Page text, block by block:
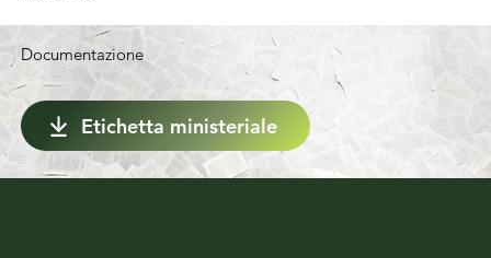
Etichetta ministeriale
Documentazione